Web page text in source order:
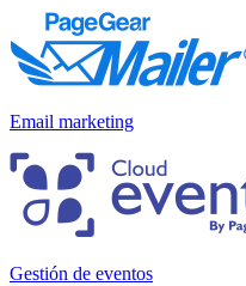
Email marketing
Gestión de eventos